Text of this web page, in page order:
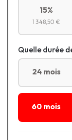
15%
1 348,50 €
Quelle durée
24 mois
60 mois